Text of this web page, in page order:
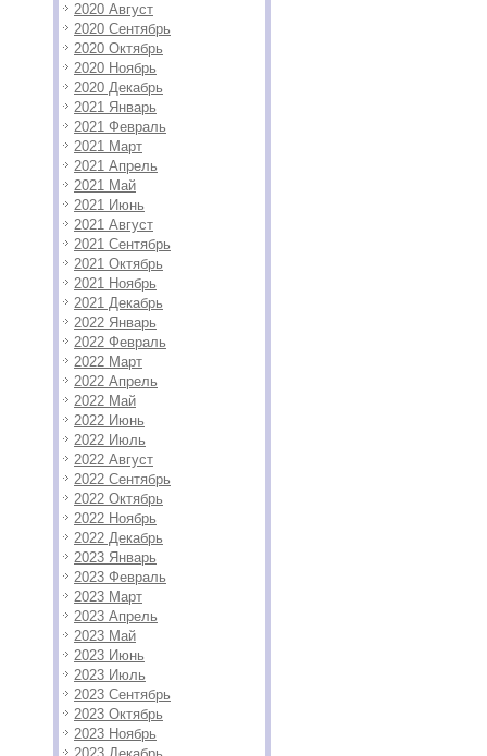
2020 Август
2020 Сентябрь
2020 Октябрь
2020 Ноябрь
2020 Декабрь
2021 Январь
2021 Февраль
2021 Март
2021 Апрель
2021 Май
2021 Июнь
2021 Август
2021 Сентябрь
2021 Октябрь
2021 Ноябрь
2021 Декабрь
2022 Январь
2022 Февраль
2022 Март
2022 Апрель
2022 Май
2022 Июнь
2022 Июль
2022 Август
2022 Сентябрь
2022 Октябрь
2022 Ноябрь
2022 Декабрь
2023 Январь
2023 Февраль
2023 Март
2023 Апрель
2023 Май
2023 Июнь
2023 Июль
2023 Сентябрь
2023 Октябрь
2023 Ноябрь